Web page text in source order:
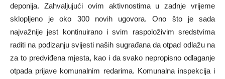
deponija. Zahvaljujući ovim aktivnostima u zadnje vrijeme
sklopljeno je oko 300 novih ugovora. Ono što je sada
najvažnije jest kontinuirano i svim raspoloživim sredstvima
raditi na podizanju svijesti naših sugrađana da otpad odlažu na
za to predviđena mjesta, kao i da svako nepropisno odlaganje
otpada prijave komunalnim redarima. Komunalna inspekcija i